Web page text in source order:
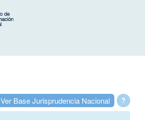
?
Ver Base Jurisprudencia Nacional